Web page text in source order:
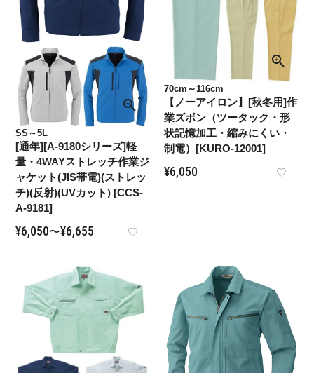
SS～5L
[通年][A-9180シリーズ]軽
量・4WAYストレッチ作業ジ
ャケット(JIS帯電)(ストレッ
チ)(反射)(UVカット) [CCS-
A-9181]
¥6,050〜¥6,655
70cm～116cm
【ノーアイロン】[秋冬用]作
業ズボン（ツータック・形
状記憶加工・縮みにくい・
制電）[KURO-12001]
¥6,050